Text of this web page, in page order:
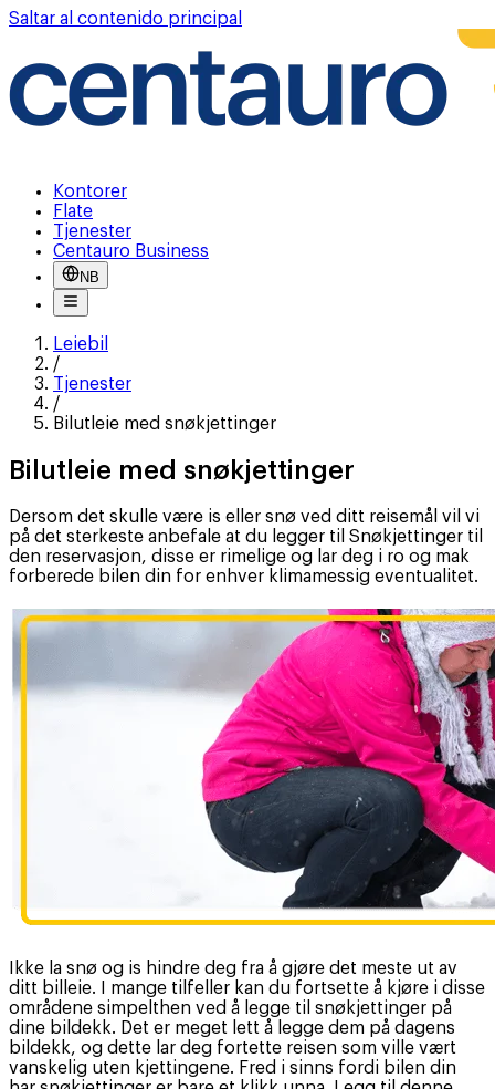
Saltar al contenido principal
Kontorer
Flate
Tjenester
Centauro Business
NB
Leiebil
/
Tjenester
/
Bilutleie med snøkjettinger
Bilutleie med snøkjettinger
Dersom det skulle være is eller snø ved ditt reisemål vil vi
på det sterkeste anbefale at du legger til Snøkjettinger til
den reservasjon, disse er rimelige og lar deg i ro og mak
forberede bilen din for enhver klimamessig eventualitet.
Ikke la snø og is hindre deg fra å gjøre det meste ut av
ditt billeie. I mange tilfeller kan du fortsette å kjøre i disse
områdene simpelthen ved å legge til snøkjettinger på
dine bildekk. Det er meget lett å legge dem på dagens
bildekk, og dette lar deg fortette reisen som ville vært
vanskelig uten kjettingene. Fred i sinns fordi bilen din